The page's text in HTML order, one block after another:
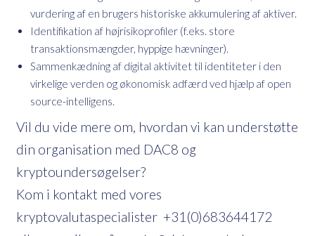
vurdering af en brugers historiske akkumulering af aktiver.
Identifikation af højrisikoprofiler (f.eks. store
transaktionsmængder, hyppige hævninger).
Sammenkædning af digital aktivitet til identiteter i den
virkelige verden og økonomisk adfærd ved hjælp af open
source-intelligens.
Vil du vide mere om, hvordan vi kan understøtte
din organisation med DAC8 og
kryptoundersøgelser?
Kom i kontakt med vores
kryptovalutaspecialister +31(0)683644172